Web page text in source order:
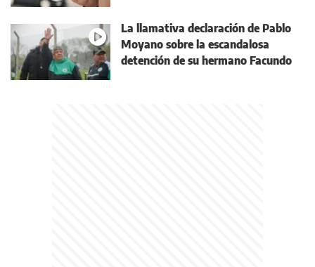
La llamativa declaración de Pablo
Moyano sobre la escandalosa
detención de su hermano Facundo